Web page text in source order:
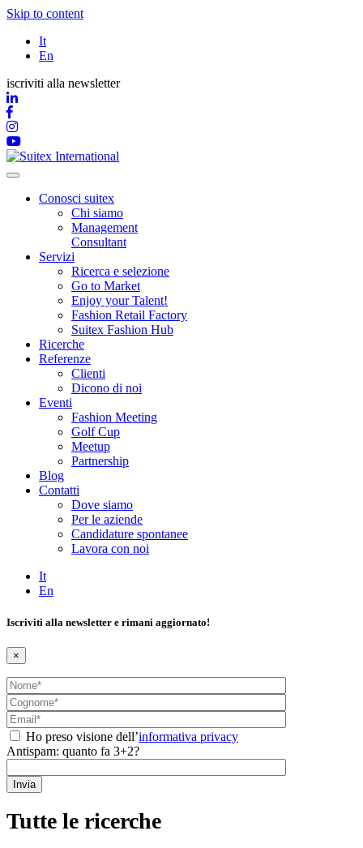
Skip to content
It
En
iscriviti alla newsletter
Conosci suitex
Chi siamo
Management
Consultant
Servizi
Ricerca e selezione
Go to Market
Enjoy your Talent!
Fashion Retail Factory
Suitex Fashion Hub
Ricerche
Referenze
Clienti
Dicono di noi
Eventi
Fashion Meeting
Golf Cup
Meetup
Partnership
Blog
Contatti
Dove siamo
Per le aziende
Candidature spontanee
Lavora con noi
It
En
Iscriviti alla newsletter e rimani aggiornato!
×
Ho preso visione dell’informativa privacy
Antispam: quanto fa 3+2?
Tutte le ricerche